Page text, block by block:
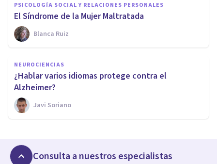
PSICOLOGÍA SOCIAL Y RELACIONES PERSONALES
El Síndrome de la Mujer Maltratada
Blanca Ruiz
NEUROCIENCIAS
¿Hablar varios idiomas protege contra el
Alzheimer?
Javi Soriano
Consulta a nuestros especialistas